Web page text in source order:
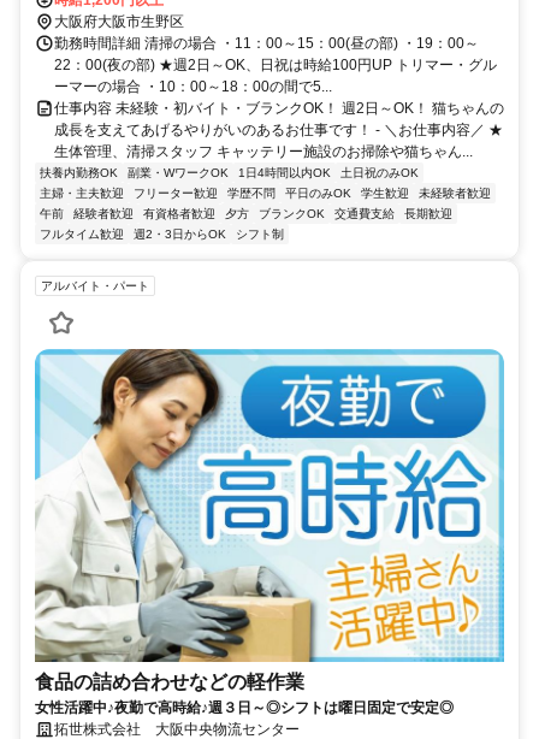
大阪府大阪市生野区
勤務時間詳細 清掃の場合 ・11：00～15：00(昼の部) ・19：00～
22：00(夜の部) ★週2日～OK、日祝は時給100円UP トリマー・グル
ーマーの場合 ・10：00～18：00の間で5...
仕事内容 未経験・初バイト・ブランクOK！ 週2日～OK！ 猫ちゃんの
成長を支えてあげるやりがいのあるお仕事です！ - ＼お仕事内容／ ★
生体管理、清掃スタッフ キャッテリー施設のお掃除や猫ちゃん...
扶養内勤務OK 副業・WワークOK 1日4時間以内OK
土日祝のみOK
主婦・主夫歓迎
フリーター歓迎 学歴不問 平日のみOK 学生歓迎
未経験者歓迎
午前
経験者歓迎 有資格者歓迎 夕方 ブランクOK 交通費支給
長期歓迎
フルタイム歓迎
週2・3日からOK シフト制
アルバイト・パート
食品の詰め合わせなどの軽作業
女性活躍中♪夜勤で高時給♪週３日～◎シフトは曜日固定で安定◎
拓世株式会社 大阪中央物流センター